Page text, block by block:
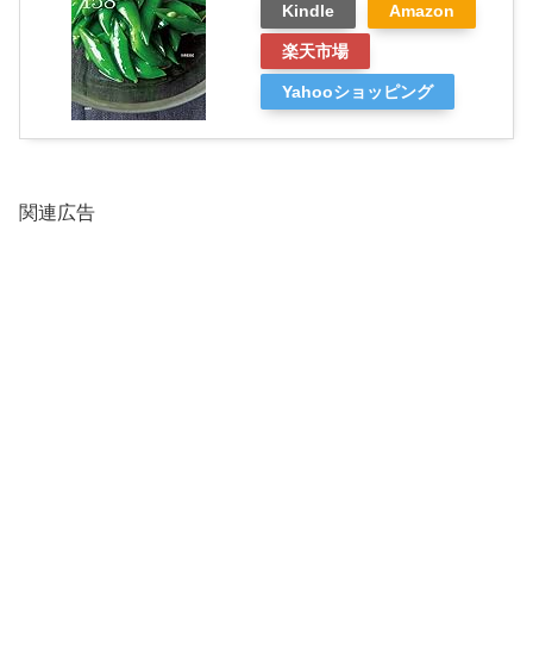
Kindle Amazon
楽天市場
Yahooショッピング
関連広告